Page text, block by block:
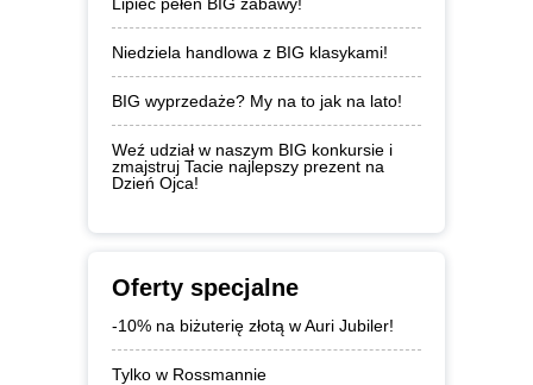
Niedziela handlowa z BIG klasykami!
BIG wyprzedaże? My na to jak na lato!
Weź udział w naszym BIG konkursie i
zmajstruj Tacie najlepszy prezent na
Dzień Ojca!
Oferty specjalne
-10% na biżuterię złotą w Auri Jubiler!
Tylko w Rossmannie